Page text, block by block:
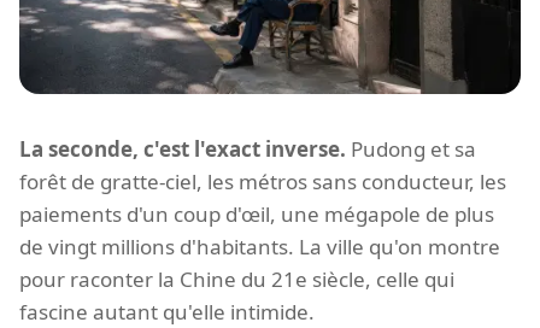
La seconde, c'est l'exact inverse. Pudong et sa
forêt de gratte-ciel, les métros sans conducteur, les
paiements d'un coup d'œil, une mégapole de plus
de vingt millions d'habitants. La ville qu'on montre
pour raconter la Chine du 21e siècle, celle qui
fascine autant qu'elle intimide.